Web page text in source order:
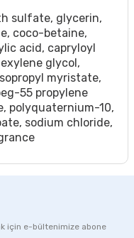
sulfate, glycerin,
coco-betaine,
acid, capryloyl
glycol,
myristate,
55 propylene
polyquaternium-10,
sodium chloride,
için e-bültenimize abone